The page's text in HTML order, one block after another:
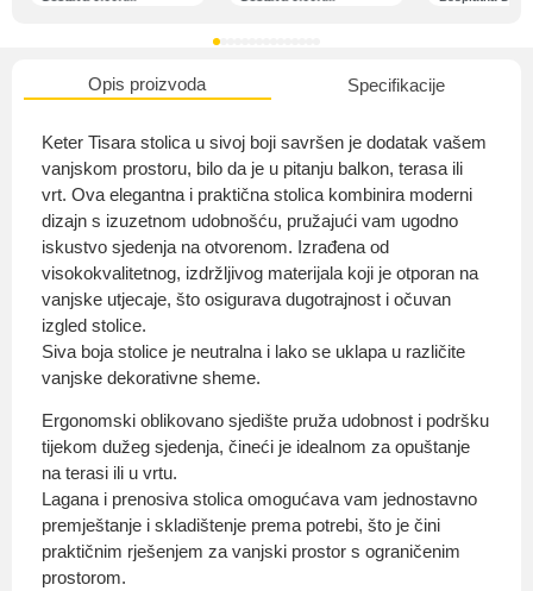
Opis proizvoda Specifikacije
Keter Tisara stolica u sivoj boji savršen je dodatak vašem
vanjskom prostoru, bilo da je u pitanju balkon, terasa ili
vrt. Ova elegantna i praktična stolica kombinira moderni
dizajn s izuzetnom udobnošću, pružajući vam ugodno
iskustvo sjedenja na otvorenom. Izrađena od
visokokvalitetnog, izdržljivog materijala koji je otporan na
vanjske utjecaje, što osigurava dugotrajnost i očuvan
izgled stolice.
Siva boja stolice je neutralna i lako se uklapa u različite
vanjske dekorativne sheme.
Ergonomski oblikovano sjedište pruža udobnost i podršku
tijekom dužeg sjedenja, čineći je idealnom za opuštanje
na terasi ili u vrtu.
Lagana i prenosiva stolica omogućava vam jednostavno
premještanje i skladištenje prema potrebi, što je čini
praktičnim rješenjem za vanjski prostor s ograničenim
prostorom.
O nama
Privatnost kupca